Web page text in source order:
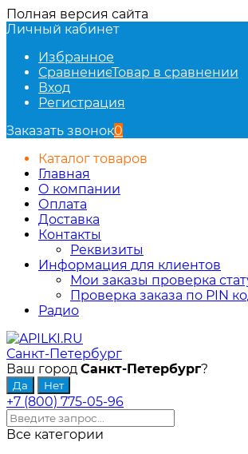
Полная версия сайта
Личный кабинет
Избранное
СравнениеТовар в сравнении
Вход
Регистрация
Заказать звонок0
Каталог товаров
Главная
О компании
Оплата
Доставка
Контакты
Реквизиты
Информация для клиентов
Мои заказы проверка
Проверка заказа по PIN
Радио
Санкт-Петербург
Ваш город Санкт-Петербург?
+7 (800) 775-05-96
Все категории